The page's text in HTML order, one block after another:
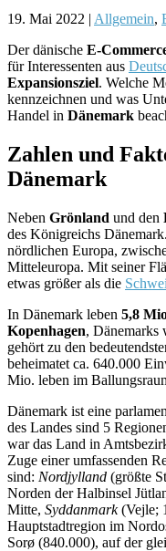
19. Mai 2022 | Allgemein,
Der dänische E-
für Interessenten aus
Expansionsziel. Welche
kennzeichnen und was
Handel in Dänemark
Zahlen und
Dänemark
Neben Grönland und den
des Königreichs
nördlichen Europa,
Mitteleuropa. Mit seiner
etwas größer als die
In Dänemark leben 5,8
Kopenhagen, Dänemarks
gehört zu den
beheimatet ca. 640.000
Mio. leben im
Dänemark ist eine
des Landes sind 5
war das Land in
Zuge einer umfassenden
sind: Nordjylland (größte
Norden der Halbinsel
Mitte, Syddanmark(Vejle;
Hauptstadtregion im
Sorø (840.000), auf der